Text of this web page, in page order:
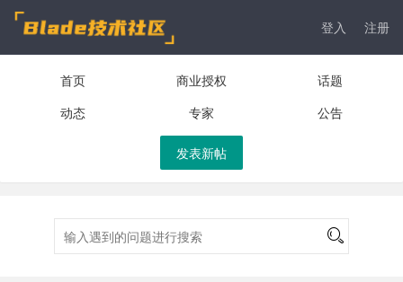
登入 注册
首页 商业授权
话题
动态
专家 公告
发表新帖